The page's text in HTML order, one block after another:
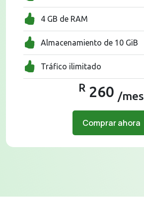
4 GB de RAM
Almacenamiento de 10 GiB
Tráfico ilimitado
R 260 /mes
Comprar ahora